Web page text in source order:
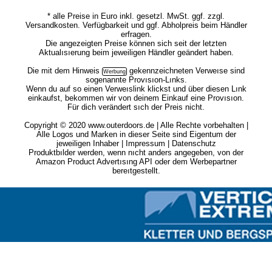
* alle Preise in Euro inkl. gesetzl. MwSt. ggf. zzgl.
Versandkosten. Verfügbarkeit und ggf. Abholpreis beim Händler
erfragen.
Die angezeigten Preise können sich seit der letzten
Aktualısıerung beim jeweiligen Händler geändert haben.
Die mit dem Hinweis
gekennzeichneten Verweıse sind
sogenannte Provısıon-Lınks.
Wenn du auf so einen Verweıslink klickst und über diesen Lınk
einkaufst, bekommen wir von deinem Einkauf eine Provısıon.
Für dich verändert sıch der Preis nicht.
Copyright © 2020 www.outerdoors.de | Alle Rechte vorbehalten |
Alle Logos und Marken in dieser Seite sind Eigentum der
jeweiligen Inhaber | Impressum
Datenschutz
Produktbılder werden, wenn nıcht anders angegeben, von der
Amazon Product Advertısıng API oder dem Werbepartner
bereıtgestellt.